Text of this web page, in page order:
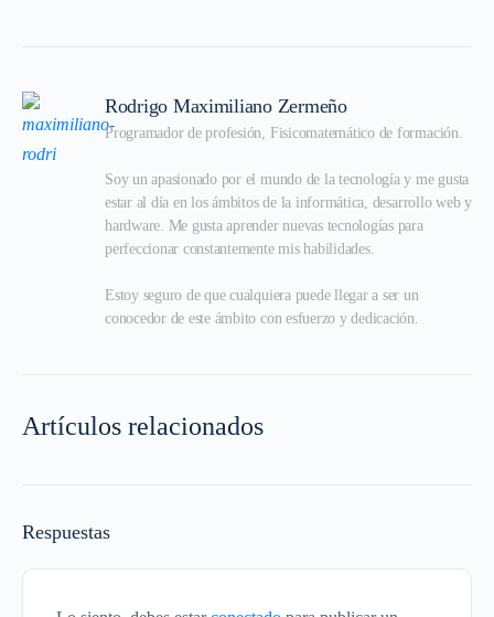
Rodrigo Maximiliano Zermeño
Programador de profesión, Fisicomatemático de formación.
Soy un apasionado por el mundo de la tecnología y me gusta
estar al día en los ámbitos de la informática, desarrollo web y
hardware. Me gusta aprender nuevas tecnologías para
perfeccionar constantemente mis habilidades.
Estoy seguro de que cualquiera puede llegar a ser un
conocedor de este ámbito con esfuerzo y dedicación.
Artículos relacionados
Respuestas